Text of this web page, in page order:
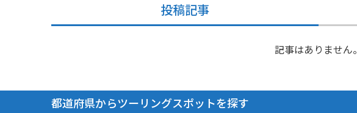
投稿記事
記事はありません。
都道府県からツーリングスポットを探す